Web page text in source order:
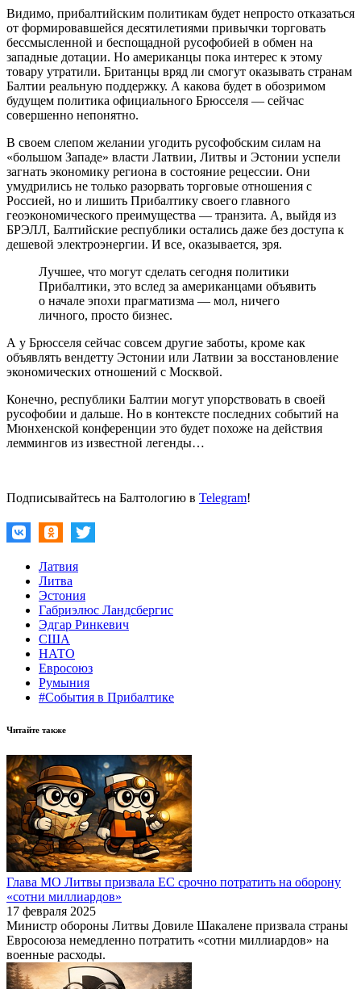
Видимо, прибалтийским политикам будет непросто отказаться
от формировавшейся десятилетиями привычки торговать
бессмысленной и беспощадной русофобией в обмен на
западные дотации. Но американцы пока интерес к этому
товару утратили. Британцы вряд ли смогут оказывать странам
Балтии реальную поддержку. А какова будет в обозримом
будущем политика официального Брюсселя — сейчас
совершенно непонятно.
В своем слепом желании угодить русофобским силам на
«большом Западе» власти Латвии, Литвы и Эстонии успели
загнать экономику региона в состояние рецессии. Они
умудрились не только разорвать торговые отношения с
Россией, но и лишить Прибалтику своего главного
геоэкономического преимущества — транзита. А, выйдя из
БРЭЛЛ, Балтийские республики остались даже без доступа к
дешевой электроэнергии. И все, оказывается, зря.
Лучшее, что могут сделать сегодня политики
Прибалтики, это вслед за американцами объявить
о начале эпохи прагматизма — мол, ничего
личного, просто бизнес.
А у Брюсселя сейчас совсем другие заботы, кроме как
объявлять вендетту Эстонии или Латвии за восстановление
экономических отношений с Москвой.
Конечно, республики Балтии могут упорствовать в своей
русофобии и дальше. Но в контексте последних событий на
Мюнхенской конференции это будет похоже на действия
леммингов из известной легенды…
Подписывайтесь на Балтологию в Telegram!
Латвия
Литва
Эстония
Габриэлюс Ландсбергис
Эдгар Ринкевич
США
НАТО
Евросоюз
Румыния
#События в Прибалтике
Читайте также
Глава МО Литвы призвала ЕC срочно потратить на оборону
«сотни миллиардов»
17 февраля 2025
Министр обороны Литвы Довиле Шакалене призвала страны
Евросоюза немедленно потратить «сотни миллиардов» на
военные расходы.